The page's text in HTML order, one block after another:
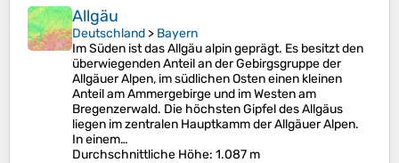
Allgäu
Deutschland > Bayern
Im Süden ist das Allgäu alpin geprägt. Es besitzt den
überwiegenden Anteil an der Gebirgsgruppe der
Allgäuer Alpen, im südlichen Osten einen kleinen
Anteil am Ammergebirge und im Westen am
Bregenzerwald. Die höchsten Gipfel des Allgäus
liegen im zentralen Hauptkamm der Allgäuer Alpen.
In einem…
Durchschnittliche Höhe: 1.087 m